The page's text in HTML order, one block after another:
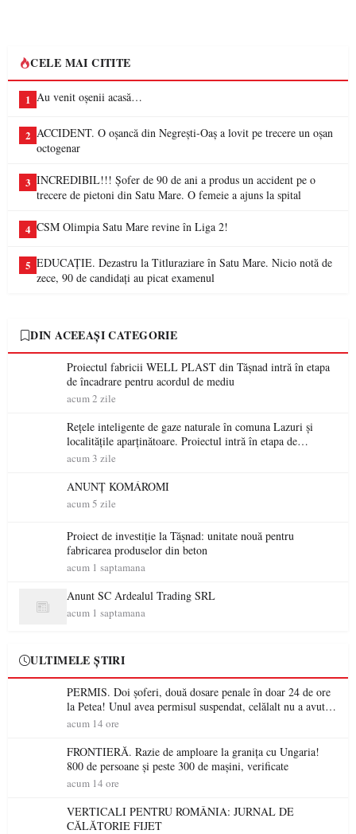
CELE MAI CITITE
1 Au venit oșenii acasă…
2 ACCIDENT. O oșancă din Negrești-Oaș a lovit pe trecere un oșan
octogenar
3 INCREDIBIL!!! Șofer de 90 de ani a produs un accident pe o
trecere de pietoni din Satu Mare. O femeie a ajuns la spital
4 CSM Olimpia Satu Mare revine în Liga 2!
5 EDUCAȚIE. Dezastru la Titluraziare în Satu Mare. Nicio notă de
zece, 90 de candidați au picat examenul
DIN ACEEAȘI CATEGORIE
Proiectul fabricii WELL PLAST din Tășnad intră în etapa
de încadrare pentru acordul de mediu
acum 2 zile
Rețele inteligente de gaze naturale în comuna Lazuri și
localitățile aparținătoare. Proiectul intră în etapa de
consultare publică
acum 3 zile
ANUNȚ KOMÁROMI
acum 5 zile
Proiect de investiție la Tășnad: unitate nouă pentru
fabricarea produselor din beton
acum 1 saptamana
Anunt SC Ardealul Trading SRL
acum 1 saptamana
ULTIMELE ȘTIRI
PERMIS. Doi șoferi, două dosare penale în doar 24 de ore
la Petea! Unul avea permisul suspendat, celălalt nu a avut
niciodată permis
acum 14 ore
FRONTIERĂ. Razie de amploare la granița cu Ungaria!
800 de persoane și peste 300 de mașini, verificate
acum 14 ore
VERTICALI PENTRU ROMÂNIA: JURNAL DE
CĂLĂTORIE FIJET